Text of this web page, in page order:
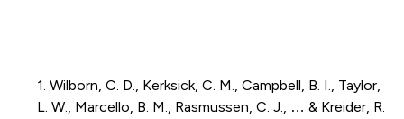
1. Wilborn, C. D., Kerksick, C. M., Campbell, B. I., Taylor,
L. W., Marcello, B. M., Rasmussen, C. J., … & Kreider, R.